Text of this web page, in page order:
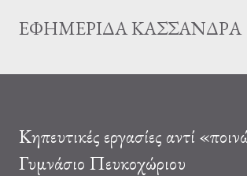
Μετάβαση στο κύριο
ΕΦΗΜΕΡΊΔΑ ΚΑΣΣΆΝΔΡΑ
Κηπευτικές εργασίες αντί
Γυμνάσιο Πευκοχώριου